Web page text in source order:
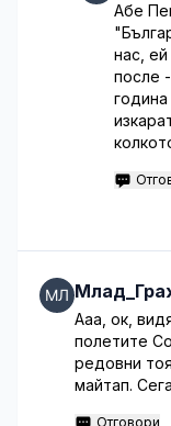
Абе
нас,
после
Ааа, ок,
полетите
редовни
майтап.
Отговори